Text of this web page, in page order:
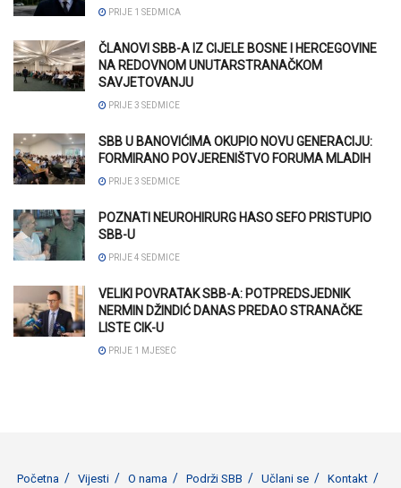
PRIJE 1 SEDMICA
ČLANOVI SBB-A IZ CIJELE BOSNE I HERCEGOVINE
NA REDOVNOM UNUTARSTRANAČKOM
SAVJETOVANJU
PRIJE 3 SEDMICE
SBB U BANOVIĆIMA OKUPIO NOVU GENERACIJU:
FORMIRANO POVJERENIŠTVO FORUMA MLADIH
PRIJE 3 SEDMICE
POZNATI NEUROHIRURG HASO SEFO PRISTUPIO
SBB-U
PRIJE 4 SEDMICE
VELIKI POVRATAK SBB-A: POTPREDSJEDNIK
NERMIN DŽINDIĆ DANAS PREDAO STRANAČKE
LISTE CIK-U
PRIJE 1 MJESEC
Početna Vijesti O nama Podrži SBB Učlani se Kontakt